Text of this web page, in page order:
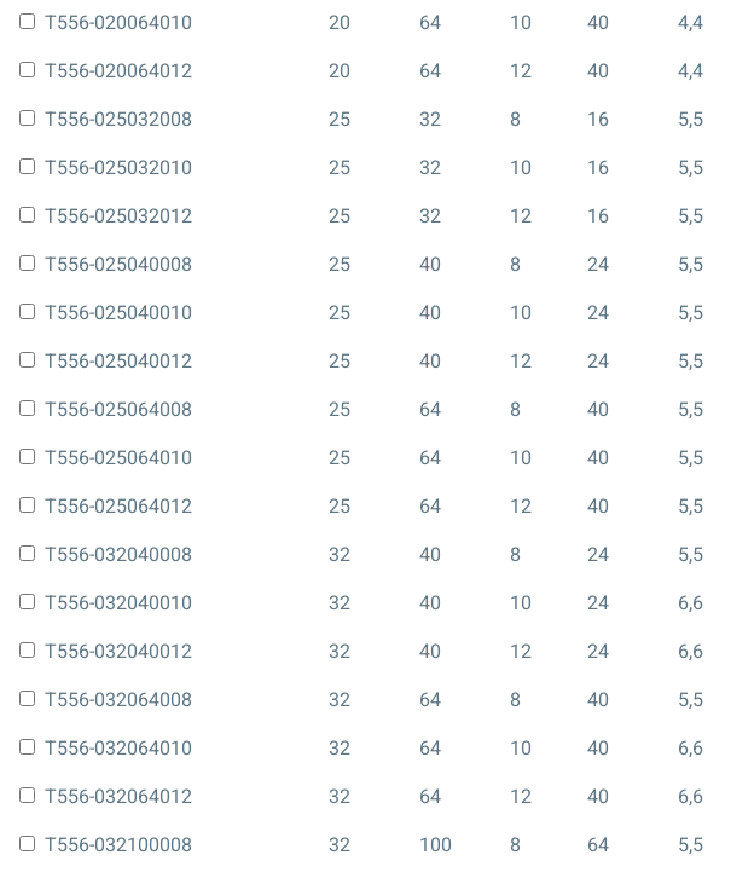
T556-020064010
20 64 10 40 4,4
T556-020064012
20 64 12 40 4,4
T556-025032008
25 32 8 16 5,5
T556-025032010
25 32 10 16 5,5
T556-025032012
25 32 12 16 5,5
T556-025040008
25 40 8 24 5,5
T556-025040010
25 40 10 24 5,5
T556-025040012
25 40 12 24 5,5
T556-025064008
25 64 8 40 5,5
T556-025064010
25 64 10 40 5,5
T556-025064012
25 64 12 40 5,5
T556-032040008
32 40 8 24 5,5
T556-032040010
32 40 10 24 6,6
T556-032040012
32 40 12 24 6,6
T556-032064008
32 64 8 40 5,5
T556-032064010
32 64 10 40 6,6
T556-032064012
32 64 12 40 6,6
T556-032100008
32 100 8 64 5,5